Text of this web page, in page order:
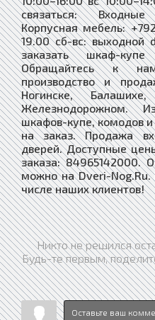
связаться:
Корпусная мебель:
19.00 сб-вс: выходной
заказать шкаф-
Обращайтесь к
производство и
Ногинске,
Железнодорожном.
шкафов-купе, комодов
на заказ. Продажа
дверей. Доступные
заказа: 84965142000.
можно на Dveri-
числе наших клиентов!
Никто не решился
Будь-те первым,